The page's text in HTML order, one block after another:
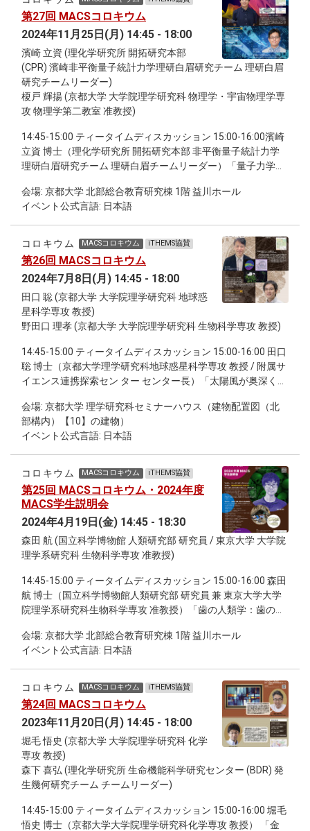
と思っていたができなかったことなどを思い出し，この10年
のMACSの歩みや，MACSとその後の京大理学の諸活動との
関わりなどについて，いくつか取り上げてお話してみたい．
15:30-15:55 講演2「MACSから生まれた躍動感」高橋淑子 博
士 （生物科学専攻 教授） 「MACS」は語呂がよかったせいか
多くの人に覚えていただき、「名付け親」として嬉しい限り
です。私はベタベタの実験発生生物学者であり数学とは縁遠
かったのですが、なぜかMACSには初めから首を突っ込む形
（トリ胚）をみて数理を考える」という共通テーマのもと、
物理・数学の院生や学部生たちが数式を議論し、顕微鏡をの
ぞいて生（なま）のトリ胚を観る姿に心躍りました。当時ハ
理―数理の融合研究で世の中を驚愕させましたが、「ハーバ
ードでできることが京大理学でできないはずがない」を合い
言葉に、新しい挑戦に胸躍る10年間でした。 15:55-16:20 質
疑応答 16:20-16:30 休憩 [16:30-18:30 第2部 2024年度 MACS
成果報告会] 16:30-17:30 各スタディグルーブ フラッシュトー
ク 17:30-18:30 参加学生によるポスター発表
第27回 MACSコロキウム
2024年11月25日(月) 14:45 - 18:00
濱崎 立資 (理化学研究所 開拓研究本部
(CPR) 濱崎非平衡量子統計力学理研白眉研究チーム 理研白眉
研究チームリーダー)
榎戸 輝揚 (京都大学 大学院理学研究科 物理学・宇宙物理学専
攻 物理学第二教室 准教授)
14:45-15:00 ティータイムディスカッション 15:00-16:00濱崎
立資 博士（理化学研究所 開拓研究本部 非平衡量子統計力学
理研白眉研究チーム 理研白眉チームリーダー）「量子力学に
大学理学研究科 物理学・宇宙物理学専攻 物理学第２教室 准
教授）「学際融合で進める宇宙時代のシスルナ科学へ」
17:15-18:00 継続討論会
会場: 京都大学 北部総合教育研究棟 1階 益川ホール
イベント公式言語: 日本語
コロキウム MACSコロキウム iTHEMS協賛
第26回 MACSコロキウム
2024年7月8日(月) 14:45 - 18:00
田口 聡 (京都大学 大学院理学研究科 地球惑
星科学専攻 教授)
野田口 理孝 (京都大学 大学院理学研究科 生物科学専攻 教授)
14:45-15:00 ティータイムディスカッション 15:00-16:00 田口
聡 博士（京都大学理学研究科地球惑星科学専攻 教授 / 附属サ
イエンス連携探索セン ター センター長）「太陽風が奥深く入
17:15 野田口 理孝 博士（京都大学大学院理学研究科生物科学
専攻植物学系 教授）「植物科学のために挑んだ学際融合」
17:15-18:00 継続討論会
会場: 京都大学 理学研究科セミナーハウス（建物配置図（北
部構内）【10】の建物）
イベント公式言語: 日本語
コロキウム MACSコロキウム iTHEMS協賛
第25回 MACSコロキウム・2024年度
MACS学生説明会
2024年4月19日(金) 14:45 - 18:30
森田 航 (国立科学博物館 人類研究部 研究員 / 東京大学 大学院
理学系研究科 生物科学専攻 准教授)
14:45-15:00 ティータイムディスカッション 15:00-16:00 森田
航 博士（国立科学博物館人類研究部 研究員 兼 東京大学大学
院理学系研究科生物科学専攻 准教授）「歯の人類学：歯の形
17:30-18:30 継続討論会
会場: 京都大学 北部総合教育研究棟 1階 益川ホール
イベント公式言語: 日本語
コロキウム MACSコロキウム iTHEMS協賛
第24回 MACSコロキウム
2023年11月20日(月) 14:45 - 18:00
堀毛 悟史 (京都大学 大学院理学研究科 化学
専攻 教授)
森下 喜弘 (理化学研究所 生命機能科学研究センター (BDR) 発
生幾何研究チーム チームリーダー)
14:45-15:00 ティータイムディスカッション 15:00-16:00 堀毛
悟史 博士（京都大学大学院理学研究科化学専攻 教授） 「金